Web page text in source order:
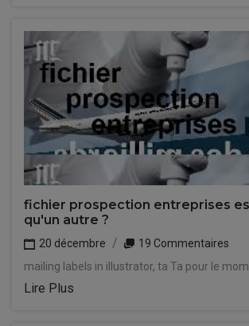
fichier prospection entreprises
qu'un autre ?
20 décembre
19 Commentaires
mailing labels in illustrator, ta Ta pour le
Lire Plus